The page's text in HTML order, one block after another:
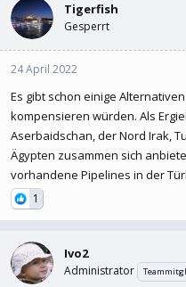
Tigerfish
Gesperrt
24 April 2022
Es gibt schon einige
kompensieren würden. Als
Aserbaidschan, der Nord Irak,
Ägypten zusammen sich
vorhandene Pipelines in der
1
Ivo2
Administrator